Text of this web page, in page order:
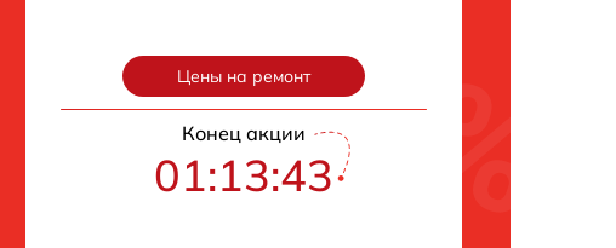
Цены на ремонт
Конец акции
01:13:42